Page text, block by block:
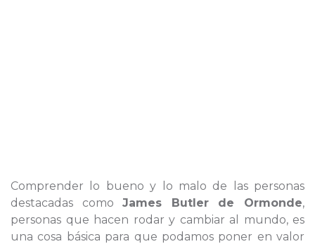
Comprender lo bueno y lo malo de las personas
destacadas comoJames Butler de Ormonde,
personas que hacen rodar y cambiar al mundo, es
una cosa básica para que podamos poner en valor